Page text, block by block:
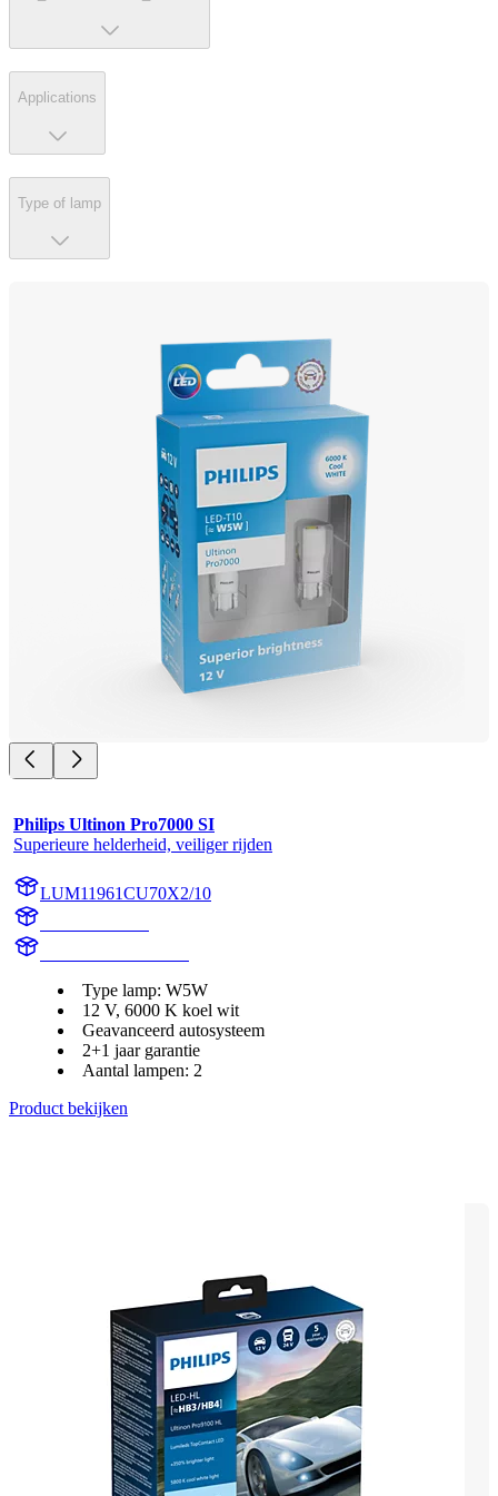
Applications
Type of lamp
Philips Ultinon Pro7000 SI
Superieure helderheid, veiliger rijden
LUM11961CU70X2/10
Type lamp: W5W
12 V, 6000 K koel wit
Geavanceerd autosysteem
2+1 jaar garantie
Aantal lampen: 2
Product bekijken